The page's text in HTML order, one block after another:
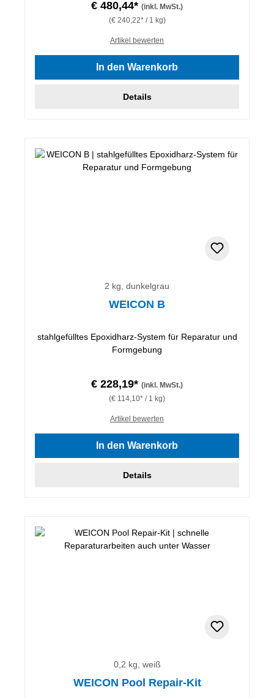
€ 480,44* (inkl. MwSt.)
(€ 240,22* / 1 kg)
Artikel bewerten
In den Warenkorb
Details
2 kg, dunkelgrau
WEICON B
stahlgefülltes Epoxidharz-System für Reparatur und
Formgebung
€ 228,19* (inkl. MwSt.)
(€ 114,10* / 1 kg)
Artikel bewerten
In den Warenkorb
Details
0,2 kg, weiß
WEICON Pool Repair-Kit